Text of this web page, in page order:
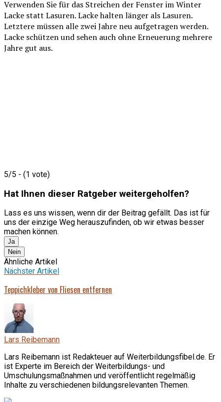
Verwenden Sie für das Streichen der Fenster im Winter
Lacke statt Lasuren. Lacke halten länger als Lasuren.
Letztere müssen alle zwei Jahre neu aufgetragen werden.
Lacke schützen und sehen auch ohne Erneuerung mehrere
Jahre gut aus.
5/5 - (1 vote)
Hat Ihnen dieser Ratgeber weitergeholfen?
Lass es uns wissen, wenn dir der Beitrag gefällt. Das ist für
uns der einzige Weg herauszufinden, ob wir etwas besser
machen können.
Ja
Nein
Ähnliche Artikel
Nächster Artikel
Teppichkleber von Fliesen entfernen
Lars Reibemann
Lars Reibemann ist Redakteuer auf Weiterbildungsfibel.de. Er
ist Experte im Bereich der Weiterbildungs- und
Umschulungsmaßnahmen und veröffentlicht regelmäßig
Inhalte zu verschiedenen bildungsrelevanten Themen.